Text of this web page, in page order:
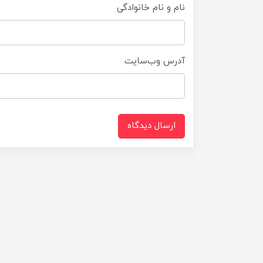
نام و نام خانوادگی
آدرس وب‌سایت
ارسال دیدگاه